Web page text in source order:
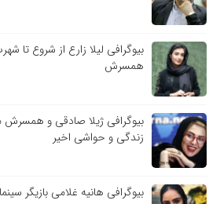
بیوگرافی لیلا زارع از شروع
همسرش
بیوگرافی ژیلا صادقی و
زندگی و حواشی اخیر
بیوگرافی هانیه غلامی بازیگر